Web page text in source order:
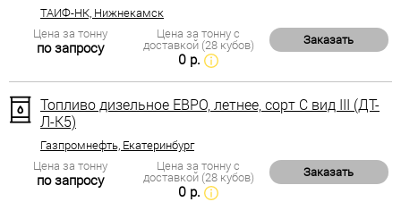
ТАИФ-НК, Нижнекамск
Цена за тонну
по запросу
Цена за тонну с
доставкой (28 кубов)
0 р.
Заказать
Топливо дизельное ЕВРО, летнее, сорт С вид III (ДТ-
Л-К5)
Газпромнефть, Екатеринбург
Цена за тонну
по запросу
Цена за тонну с
доставкой (28 кубов)
0 р.
Заказать